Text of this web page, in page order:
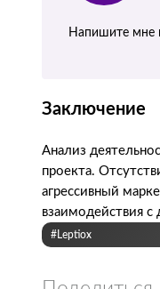
Напишите мне
Заключение
Анализ
проекта.
агрессивный
взаимодействия
#Leptiox